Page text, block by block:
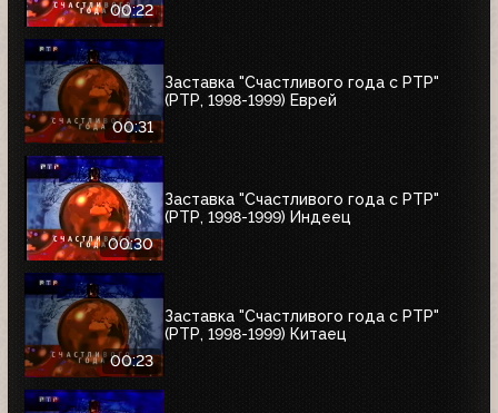
00:22
00:31
Заставка "Счастливого года с РТР"
(РТР, 1998-1999) Еврей
00:30
Заставка "Счастливого года с РТР"
(РТР, 1998-1999) Индеец
00:23
Заставка "Счастливого года с РТР"
(РТР, 1998-1999) Китаец